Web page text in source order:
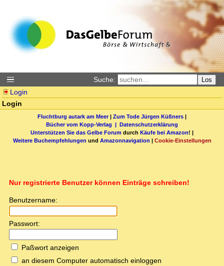
Suche: Los
Login
Login
Fluchtburg autark am Meer| Zum Tode Jürgen Küßners |
Bücher vom Kopp-Verlag | Datenschutzerklärung
Unterstützen Sie das Gelbe Forum durch Käufe bei Amazon! |
Weitere Buchempfehlungen und Amazonnavigation | Cookie-Einstellungen
Nur registrierte Benutzer können Einträge schreiben!
Benutzername:
Passwort:
Paßwort anzeigen
an diesem Computer automatisch einloggen